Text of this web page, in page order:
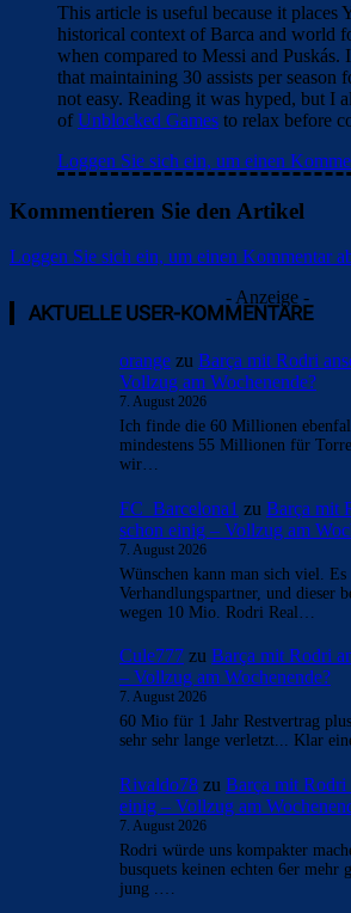
This article is useful because it places
historical context of Barca and world
when compared to Messi and Puskás.
that maintaining 30 assists per season
not easy. Reading it was hyped, but I
ofUnblocked Games to relax before
Loggen Sie sich ein, um einen
Kommentieren Sie den Artikel
Loggen Sie sich ein, um einen Kommentar
- Anzeige -
AKTUELLE USER-KOMMENTARE
orange zu Barça mit Rodri
Vollzug am Wochenende?
7. August 2026
Ich finde die 60 Millionen
mindestens 55 Millionen für
wir…
FC_Barcelona1 zu Barça mit
schon einig – Vollzug am
7. August 2026
Wünschen kann man sich viel. Es
Verhandlungspartner, und dieser
wegen 10 Mio. Rodri Real…
Cule777 zu Barça mit Rodri
– Vollzug am Wochenende?
7. August 2026
60 Mio für 1 Jahr Restvertrag
sehr sehr lange verletzt... Klar
Rivaldo78 zu Barça mit Rodri
einig – Vollzug am
7. August 2026
Rodri würde uns kompakter
busquets keinen echten 6er mehr
jung .…